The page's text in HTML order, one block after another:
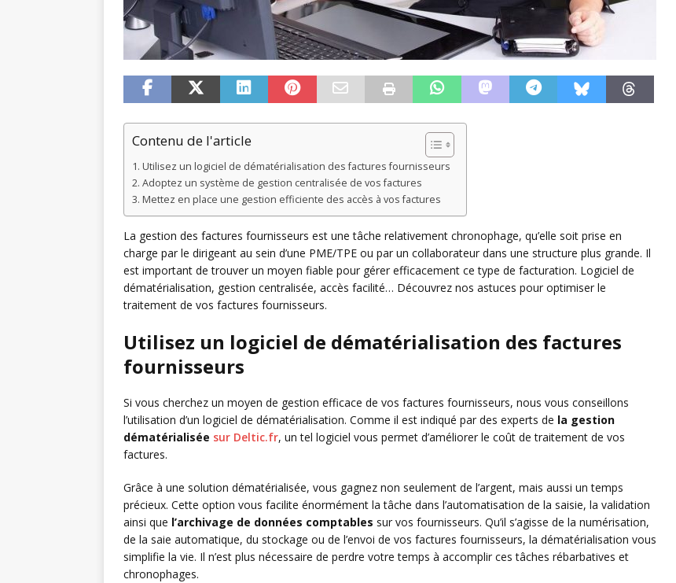
Contenu de l'article
Utilisez un logiciel de dématérialisation des factures fournisseurs
Adoptez un système de gestion centralisée de vos factures
Mettez en place une gestion efficiente des accès à vos factures
La gestion des factures fournisseurs est une tâche relativement chronophage, qu’elle soit prise en
charge par le dirigeant au sein d’une PME/TPE ou par un collaborateur dans une structure plus grande. Il
est important de trouver un moyen fiable pour gérer efficacement ce type de facturation. Logiciel de
dématérialisation, gestion centralisée, accès facilité… Découvrez nos astuces pour optimiser le
traitement de vos factures fournisseurs.
Utilisez un logiciel de dématérialisation des factures
fournisseurs
Si vous cherchez un moyen de gestion efficace de vos factures fournisseurs, nous vous conseillons
l’utilisation d’un logiciel de dématérialisation. Comme il est indiqué par des experts de la gestion
dématérialisée sur Deltic.fr, un tel logiciel vous permet d’améliorer le coût de traitement de vos
factures.
Grâce à une solution dématérialisée, vous gagnez non seulement de l’argent, mais aussi un temps
précieux. Cette option vous facilite énormément la tâche dans l’automatisation de la saisie, la validation
ainsi que l’archivage de données comptables sur vos fournisseurs. Qu’il s’agisse de la numérisation,
de la saie automatique, du stockage ou de l’envoi de vos factures fournisseurs, la dématérialisation vous
simplifie la vie. Il n’est plus nécessaire de perdre votre temps à accomplir ces tâches rébarbatives et
chronophages.